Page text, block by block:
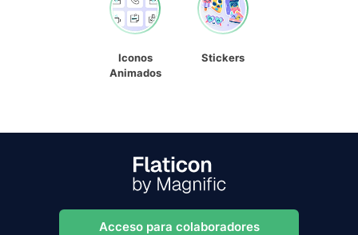
Iconos
Animados
Stickers
Acceso para colaboradores